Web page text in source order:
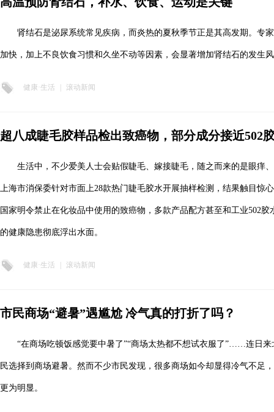
肾结石是泌尿系统常见疾病，而炎热的夏秋季节正是其高发期。专
加快，加上不良饮食习惯和久坐不动等因素，会显著增加肾结石的发生
健康·生活 滚动新闻
超八成睫毛胶样品检出致癌物，部分成分接近502
生活中，不少爱美人士会贴假睫毛、嫁接睫毛，随之而来的是眼痒
上海市消保委针对市面上28款热门睫毛胶水开展抽样检测，结果触目惊
国家明令禁止在化妆品中使用的致癌物，多款产品配方甚至和工业502
的健康隐患彻底浮出水面。
健康·生活 滚动新闻
市民商场“避暑”遇尴尬 冷气真的打折了吗？
“在商场吃顿饭感觉要中暑了”“商场太热都不想试衣服了”……连日
民选择到商场避暑。然而不少市民发现，很多商场如今却显得冷气不足
更为明显。